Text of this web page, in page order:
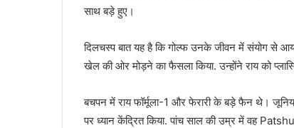
साथ बड़े हुए।
दिलचस्प बात यह है कि गोल्फ उनके जीवन में संयोग से
खेल की ओर मोड़ने का फैसला किया. उन्होंने राय को
बचपन में राय फॉर्मूला-1 और फेरारी के बड़े फैन थे।
पर ध्यान केंद्रित किया. पांच साल की उम्र में वह